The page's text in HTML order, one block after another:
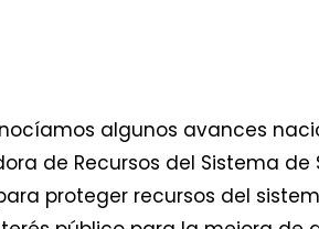
algunos avances
de Recursos del Sistema de
proteger recursos del